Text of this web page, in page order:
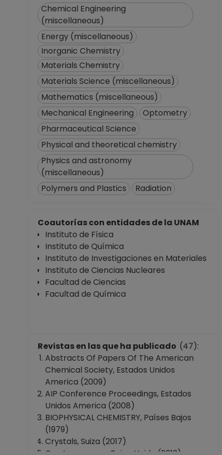
Chemical Engineering
(miscellaneous)
Energy (miscellaneous)
Inorganic Chemistry
Materials Chemistry
Materials Science (miscellaneous)
Mathematics (miscellaneous)
Mechanical Engineering
Optometry
Pharmaceutical Science
Physical and theoretical chemistry
Physics and astronomy
(miscellaneous)
Polymers and Plastics
Radiation
Coautorías con entidades de la UNAM
Instituto de Física
Instituto de Química
Instituto de Investigaciones en Materiales
Instituto de Ciencias Nucleares
Facultad de Ciencias
Facultad de Química
Revistas en las que ha publicado (47):
Abstracts Of Papers Of The American
Chemical Society, Estados Unidos
America (2009)
AIP Conference Proceedings, Estados
Unidos America (2008)
BIOPHYSICAL CHEMISTRY, Países Bajos
(1979)
Crystals, Suiza (2017)